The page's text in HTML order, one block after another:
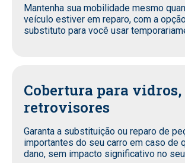
Mantenha sua mobilidade mesmo
veículo estiver em reparo, com a
substituto para você usar
Cobertura para
retrovisores
Garanta a substituição ou reparo de
importantes do seu carro em caso de
dano, sem impacto significativo no